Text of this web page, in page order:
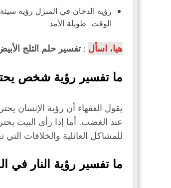
رؤية الدخان في المنزل رؤية
الوقت. طويلة الأمد.
هيا، اسأل :تفسير حلم الثلج
ما تفسير رؤية شخص
يقول الفقهاء أن رؤية الإنسان
عند الغضب. أما إذا رأى البيت
للمشاكل العائلية والخلافات
ما تفسير رؤية النار في